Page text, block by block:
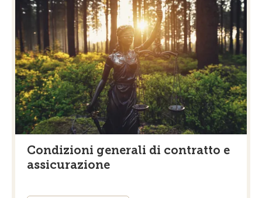
Condizioni generali di contratto e
assicurazione